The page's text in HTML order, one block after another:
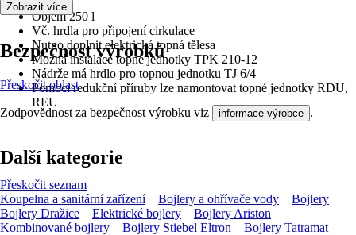
Objem 250 l
Vč. hrdla pro připojení cirkulace
Nutno doplnit elektrická topná tělesa
Možná instalace topné jednotky TPK 210-12
Nádrže má hrdlo pro topnou jednotku TJ 6/4
Pomocí redukční příruby lze namontovat topné jednotky RDU,
REU
Zobrazit více
Bezpečnost výrobků
Přeskočit oblast
Zodpovědnost za bezpečnost výrobku viz informace výrobce .
Další kategorie
Přeskočit seznam
Koupelna a sanitární zařízení
Bojlery a ohřívače vody
Bojlery
Bojlery Dražice
Elektrické bojlery
Bojlery Ariston
Kombinované bojlery
Bojlery Stiebel Eltron Bojlery Tatramat